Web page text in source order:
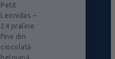
Petit
Leonidas –
24 praline
fine din
ciocolată